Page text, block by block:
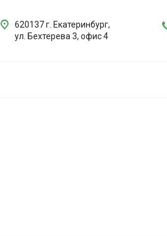
620137 г. Екатеринбург,
ул. Бехтерева 3, офис 4